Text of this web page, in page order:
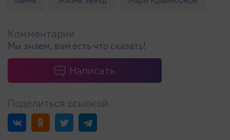
Комментарии
Мы знаем, вам есть что сказать!
Написать
Поделиться ссылкой